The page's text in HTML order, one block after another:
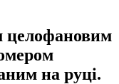
целофановим
на руці.